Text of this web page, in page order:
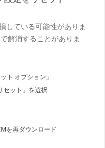
している可能性がありま
解消することがありま
ト オプション」
セット」を選択
を再ダウンロード